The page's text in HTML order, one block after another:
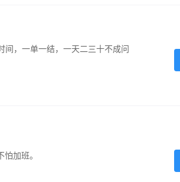
间，一单一结，一天二三十不成问
加班。